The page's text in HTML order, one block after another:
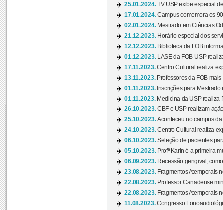
25.01.2024.TV USP exibe especial
17.01.2024.Campus comemora os
02.01.2024. Mestrado em Ciências
21.12.2023. Horário especial dos
12.12.2023. Biblioteca da FOB
01.12.2023.
LASE da FOB-USP
17.11.2023.Centro Cultural realiza
13.11.2023. Professores da FOB
01.11.2023. Inscrições para
01.11.2023. Medicina da USP realiza
26.10.2023.CBF e USP realizam
25.10.2023.Aconteceu no campus da
24.10.2023.Centro Cultural realiza
06.10.2023.Seleção de pacientes
05.10.2023. Profª Karin é a primeira
06.09.2023. Recessão gengival,
23.08.2023. Fragmentos Atemporais
22.08.2023. Professor Canadense
22.08.2023. Fragmentos Atemporais
11.08.2023.Congresso